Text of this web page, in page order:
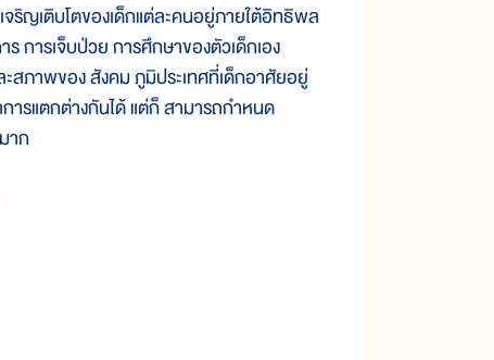
ญเติบโตของเด็กแต่ละคนอยู่ภายใต้อิทธิพล
การเจ็บป่วย การศึกษาของตัวเด็กเอง
ภาพของ สังคม ภูมิประเทศที่เด็กอาศัยอยู่
รแตกต่างกันได้ แต่ก็ สามารถกำหนด
าก